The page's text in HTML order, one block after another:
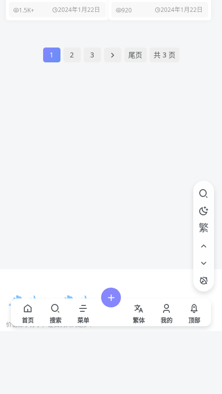
件，用于实现指定日期红包掉
1.5K+ 2024年1月22日
时了解最新的热门话题和视
920 2024年1月22日
1 2 3 尾页 共 3 页
繁
首页 搜索 菜单 繁体 我的 顶部
价值源于分享，让我们共同进步！